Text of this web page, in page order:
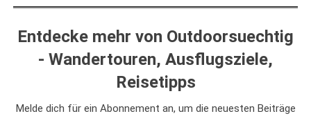
Entdecke mehr von Outdoorsuechtig
- Wandertouren, Ausflugsziele,
Reisetipps
Melde dich für ein Abonnement an, um die neuesten Beiträge